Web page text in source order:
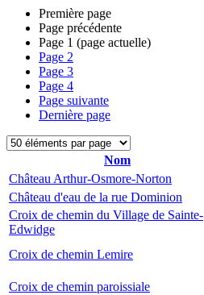
Première page
Page précédente
Page 1 (page actuelle)
Page 2
Page 3
Page 4
Page suivante
Dernière page
Nom
Château Arthur-Osmore-Norton
Château d'eau de la rue Dominion
Croix de chemin du Village de Sainte-
Edwidge
Croix de chemin Lemire
Croix de chemin paroissiale